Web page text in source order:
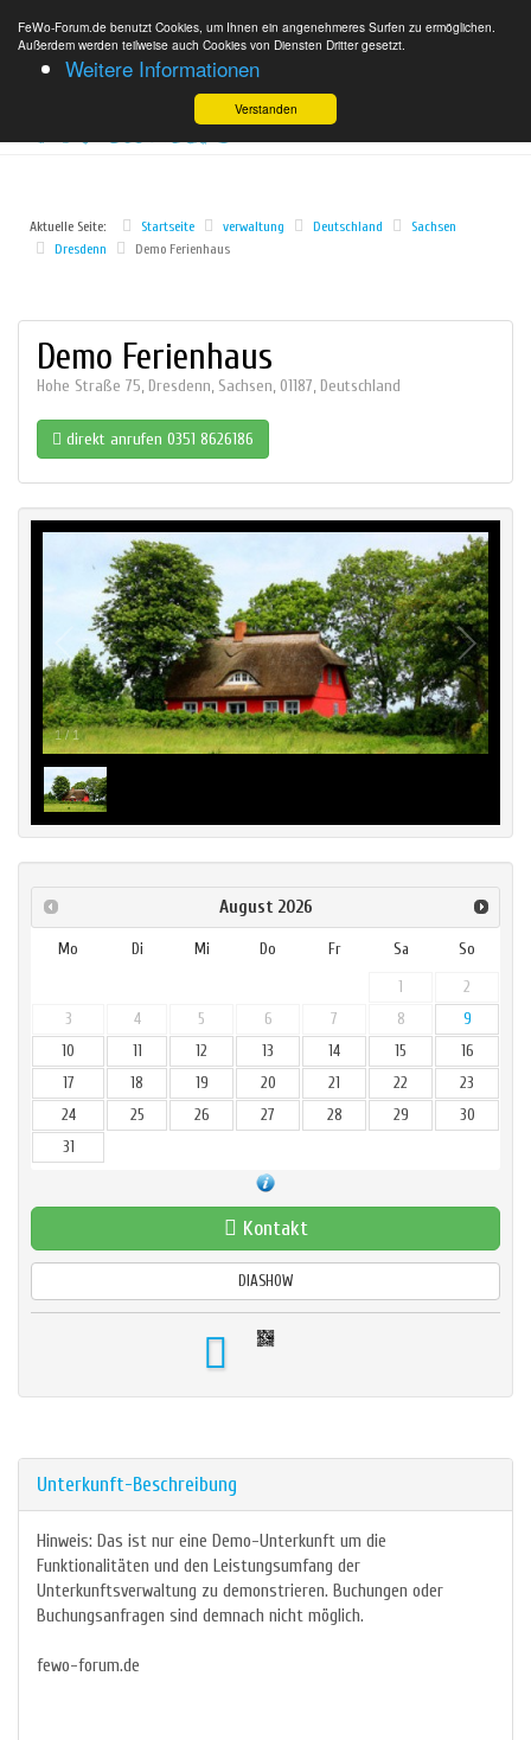
FeWo-Forum.de benutzt Cookies, um Ihnen ein angenehmeres Surfen zu ermöglichen.
Außerdem werden teilweise auch Cookies von Diensten Dritter gesetzt.
Weitere Informationen
Verstanden
Aktuelle Seite: Startseite verwaltung Deutschland
Sachsen
Dresdenn
Demo Ferienhaus
Demo Ferienhaus
Hohe Straße 75, Dresdenn, Sachsen, 01187, Deutschland
direkt anrufen 0351 8626186
1/1
August 2026
Mo Di Mi Do Fr Sa
So
1
2
3
4 5 6 7 8
9
10
11 12 13 14 15
16
17
18 19 20 21 22
23
24
25 26 27 28 29
30
31
Kontakt
DIASHOW
Unterkunft-Beschreibung
Hinweis: Das ist nur eine Demo-Unterkunft um die
Funktionalitäten und den Leistungsumfang der
Unterkunftsverwaltung zu demonstrieren. Buchungen oder
Buchungsanfragen sind demnach nicht möglich.
fewo-forum.de